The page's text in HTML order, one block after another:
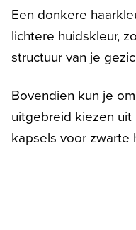
Een donkere
lichtere huidskleur,
structuur van je
Bovendien kun je
uitgebreid kiezen
kapsels voor zwarte